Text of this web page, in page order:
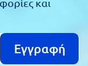
Εγγραφή